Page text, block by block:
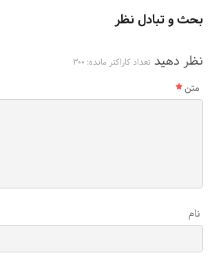
بحث و تبادل نظر
نظر دهید تعداد کاراکتر مانده: 300
متن
نام